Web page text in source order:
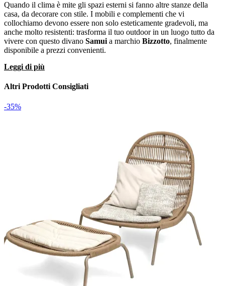
Quando il clima è mite gli spazi esterni si fanno altre stanze della
casa, da decorare con stile. I mobili e complementi che vi
collochiamo devono essere non solo esteticamente gradevoli, ma
anche molto resistenti: trasforma il tuo outdoor in un luogo tutto da
vivere con questo divano Samui a marchio Bizzotto, finalmente
disponibile a prezzi convenienti.
Leggi di più
Altri Prodotti Consigliati
-35%